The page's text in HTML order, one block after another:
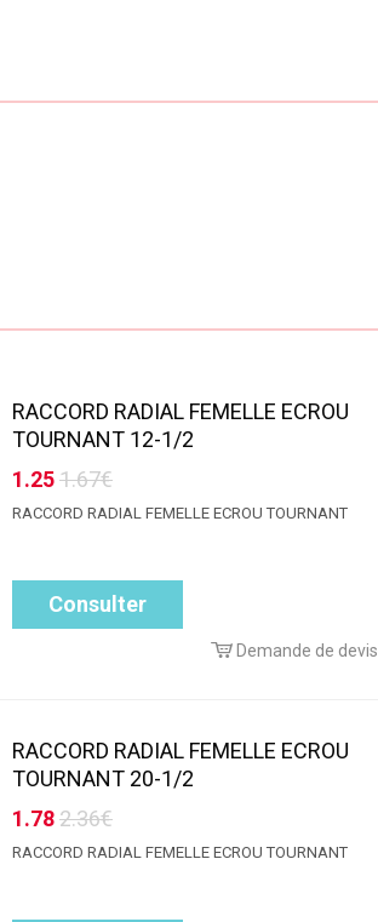
RACCORD RADIAL FEMELLE ECROU
TOURNANT 12-1/2
1.251.67€
RACCORD RADIAL FEMELLE ECROU TOURNANT
Consulter
Demande de devis
RACCORD RADIAL FEMELLE ECROU
TOURNANT 20-1/2
1.782.36€
RACCORD RADIAL FEMELLE ECROU TOURNANT